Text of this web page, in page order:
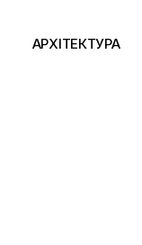
АРХІТЕКТУРА